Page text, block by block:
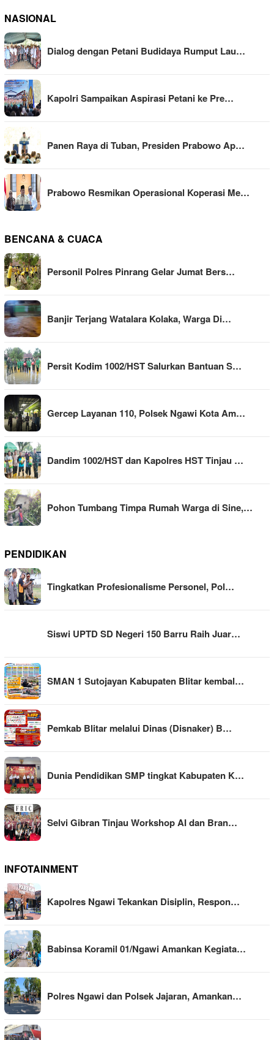
NASIONAL
Dialog dengan Petani Budidaya Rumput Lau…
Kapolri Sampaikan Aspirasi Petani ke Pre…
Panen Raya di Tuban, Presiden Prabowo Ap…
Prabowo Resmikan Operasional Koperasi Me…
BENCANA & CUACA
Personil Polres Pinrang Gelar Jumat Bers…
Banjir Terjang Watalara Kolaka, Warga Di…
Persit Kodim 1002/HST Salurkan Bantuan S…
Gercep Layanan 110, Polsek Ngawi Kota Am…
Dandim 1002/HST dan Kapolres HST Tinjau …
Pohon Tumbang Timpa Rumah Warga di Sine,…
PENDIDIKAN
Tingkatkan Profesionalisme Personel, Pol…
Siswi UPTD SD Negeri 150 Barru Raih Juar…
SMAN 1 Sutojayan Kabupaten Blitar kembal…
Pemkab Blitar melalui Dinas (Disnaker) B…
Dunia Pendidikan SMP tingkat Kabupaten K…
Selvi Gibran Tinjau Workshop AI dan Bran…
INFOTAINMENT
Kapolres Ngawi Tekankan Disiplin, Respon…
Babinsa Koramil 01/Ngawi Amankan Kegiata…
Polres Ngawi dan Polsek Jajaran, Amankan…